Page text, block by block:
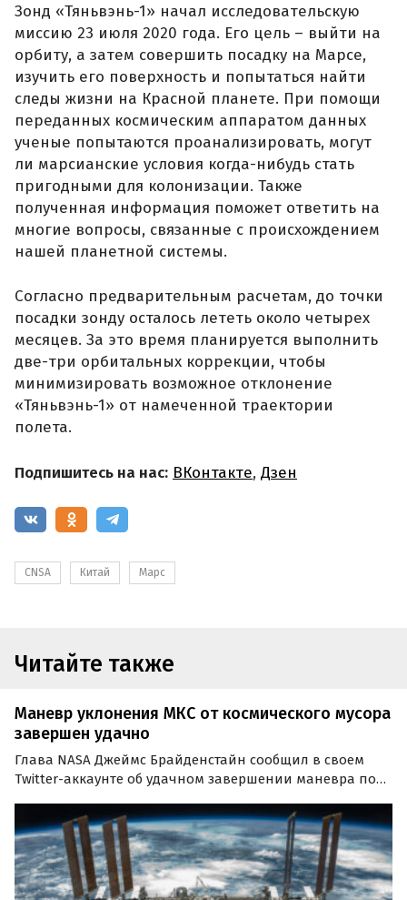
Зонд «Тяньвэнь-1» начал исследовательскую
миссию 23 июля 2020 года. Его цель – выйти на
орбиту, а затем совершить посадку на Марсе,
изучить его поверхность и попытаться найти
следы жизни на Красной планете. При помощи
переданных космическим аппаратом данных
ученые попытаются проанализировать, могут
ли марсианские условия когда-нибудь стать
пригодными для колонизации. Также
полученная информация поможет ответить на
многие вопросы, связанные с происхождением
нашей планетной системы.
Согласно предварительным расчетам, до точки
посадки зонду осталось лететь около четырех
месяцев. За это время планируется выполнить
две-три орбитальных коррекции, чтобы
минимизировать возможное отклонение
«Тяньвэнь-1» от намеченной траектории
полета.
Подпишитесь на нас: ВКонтакте, Дзен
CNSA Китай Марс
Читайте также
Маневр уклонения МКС от космического мусора
завершен удачно
Глава NASA Джеймс Брайденстайн сообщил в своем
Twitter-аккаунте об удачном завершении маневра по
космическим мусором.